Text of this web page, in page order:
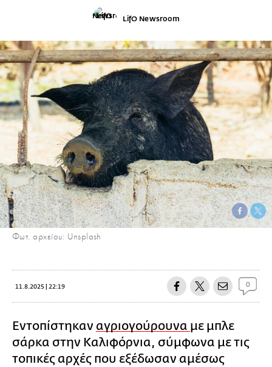
LifO Newsroom
Φωτ. αρχείου: Unsplash
11.8.2025 | 22:19 0
Εντοπίστηκαν αγριογούρουνα με μπλε
σάρκα στην Καλιφόρνια, σύμφωνα με τις
τοπικές αρχές που εξέδωσαν αμέσως